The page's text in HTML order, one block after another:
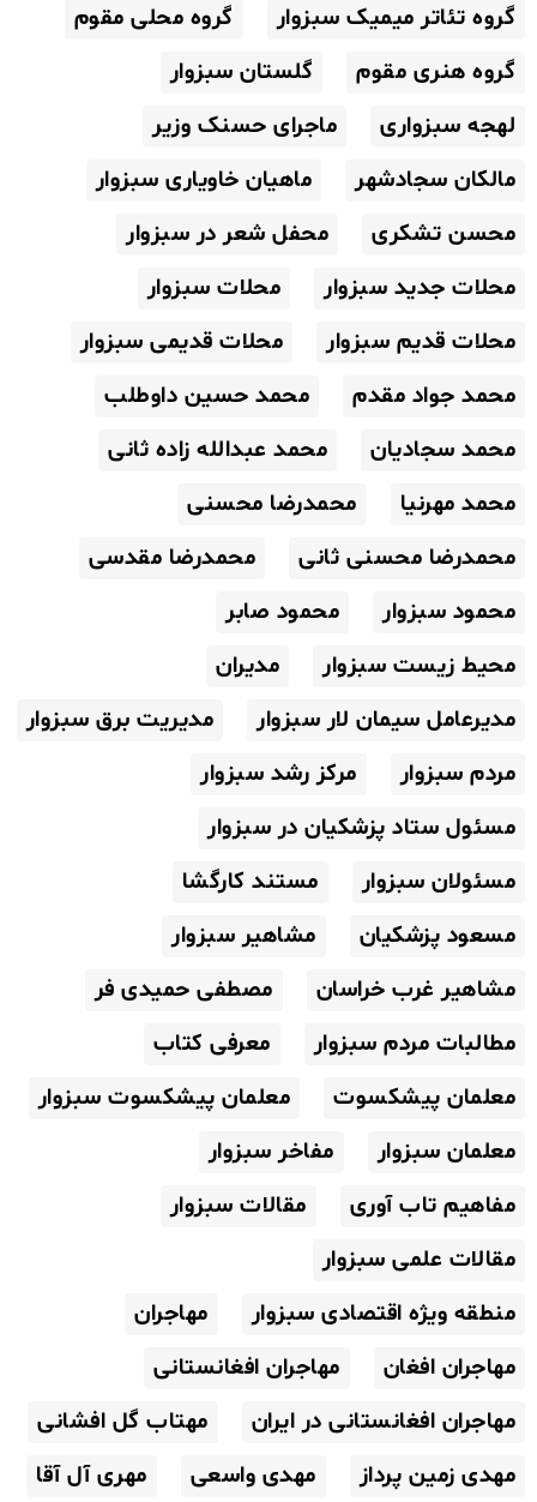
گروه تئاتر میمیک سبزوار
گروه محلی مقوم
گروه هنری مقوم
گلستان سبزوار
لهجه سبزواری
ماجرای حسنک وزیر
مالکان سجادشهر
ماهیان خاویاری سبزوار
محسن تشکری
محفل شعر در سبزوار
محلات جدید سبزوار
محلات سبزوار
محلات قدیم سبزوار
محلات قدیمی سبزوار
محمد جواد مقدم
محمد حسین داوطلب
محمد سجادیان
محمد عبدالله زاده ثانی
محمد مهرنیا
محمدرضا محسنی
محمدرضا محسنی ثانی
محمدرضا مقدسی
محمود سبزوار
محمود صابر
محیط زیست سبزوار
مدیران
مدیرعامل سیمان لار سبزوار
مدیریت برق سبزوار
مردم سبزوار
مرکز رشد سبزوار
مسئول ستاد پزشکیان در سبزوار
مسئولان سبزوار
مستند کارگشا
مسعود پزشکیان
مشاهیر سبزوار
مشاهیر غرب خراسان
مصطفی حمیدی فر
مطالبات مردم سبزوار
معرفی کتاب
معلمان پیشکسوت
معلمان پیشکسوت سبزوار
معلمان سبزوار
مفاخر سبزوار
مفاهیم تاب آوری
مقالات سبزوار
مقالات علمی سبزوار
منطقه ویژه اقتصادی سبزوار
مهاجران
مهاجران افغان
مهاجران افغانستانی
مهاجران افغانستانی در ایران
مهتاب گل افشانی
مهدی زمین پرداز
مهدی واسعی مهری آل آقا